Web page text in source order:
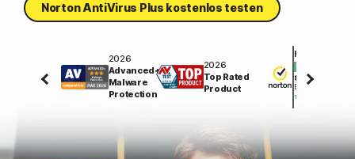
Norton AntiVirus Plus kostenlos testen
2026
Advanced+
Malware
Protection
2026
Top Rated
Product
Hervorragend
81589
Bewertungen auf